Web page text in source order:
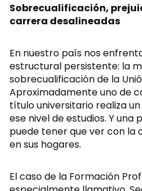
Sobrecualificación,
carrera desalineadas
En nuestro país nos
estructural persistente: la
sobrecualificación de la
Aproximadamente uno de
título universitario realiza
ese nivel de estudios. Y
puede tener que ver con la
en sus hogares.
El caso de la Formación